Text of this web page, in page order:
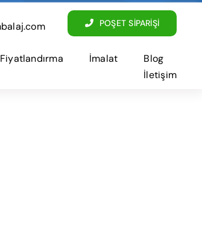
POŞET SİPARİŞİ
Fiyatlandırma İmalat
Blog
İletişim